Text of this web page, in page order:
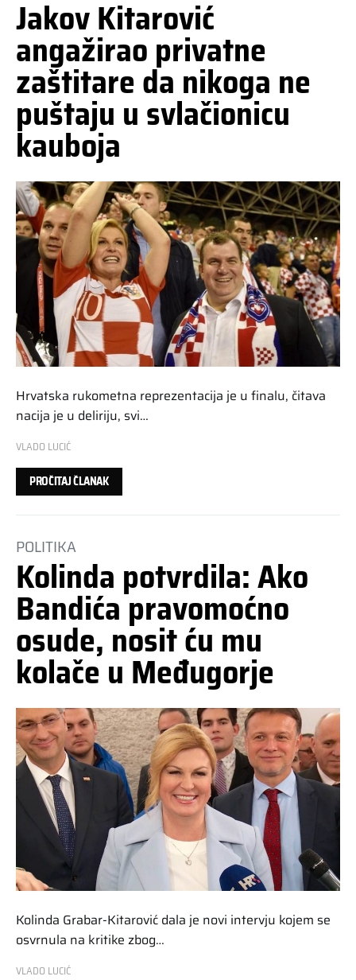
Jakov Kitarović
angažirao privatne
zaštitare da nikoga ne
puštaju u svlačionicu
kauboja
Hrvatska rukometna reprezentacija je u finalu, čitava
nacija je u deliriju, svi…
VLADO LUCIĆ
PROČITAJ ČLANAK
POLITIKA
Kolinda potvrdila: Ako
Bandića pravomoćno
osude, nosit ću mu
kolače u Međugorje
Kolinda Grabar-Kitarović dala je novi intervju kojem se
osvrnula na kritike zbog…
VLADO LUCIĆ